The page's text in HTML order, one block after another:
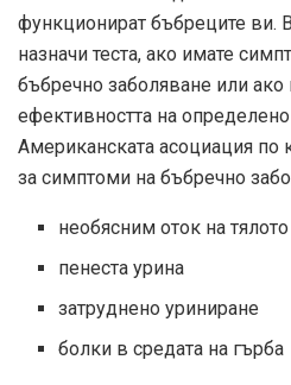
функционират бъбреците ви.
назначи теста, ако имате
бъбречно заболяване или ако
ефективността на
Американската асоциация по
за симптоми на бъбречно
необясним оток на тялото
пенеста урина
затруднено уриниране
болки в средата на гърба